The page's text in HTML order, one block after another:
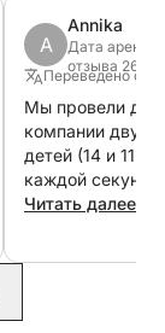
тент. Для
на 4
и 3
A
Annika
Дата аренды
отзыва
Переведено с
Мы провели
компании двух
детей (14 и 11
каждой
район с
Читать далее